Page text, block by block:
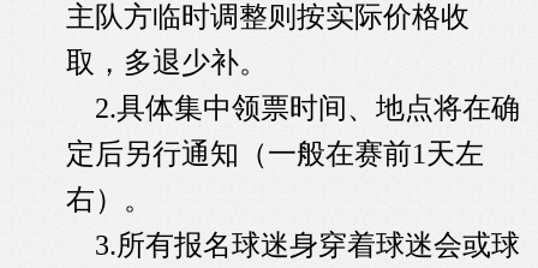
主队方临时调整则按实际价格收
取，多退少补。
2.具体集中领票时间、地点将在确
定后另行通知（一般在赛前1天左
右）。
3.所有报名球迷身穿着球迷会或球